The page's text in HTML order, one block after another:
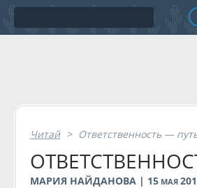
Читай > Ответственность —
МАРИЯ НАЙДАНОВА | 15 МАЯ